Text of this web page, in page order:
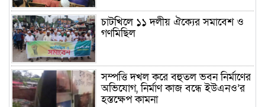
চাটখিলে ১১ দলীয় ঐক্যের সমাবেশ ও
গণমিছিল
সম্পত্তি দখল করে বহুতল ভবন নির্মাণের
অভিযোগ, নির্মাণ কাজ বন্ধে ইউএনও’র
হস্তক্ষেপ কামনা